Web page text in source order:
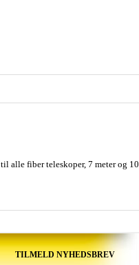
til alle fiber teleskoper, 7 meter og 10
TILMELD NYHEDSBREV